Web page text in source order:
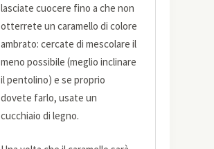
lasciate cuocere fino a che non
otterrete un caramello di colore
ambrato: cercate di mescolare il
meno possibile (meglio inclinare
il pentolino) e se proprio
dovete farlo, usate un
cucchiaio di legno.